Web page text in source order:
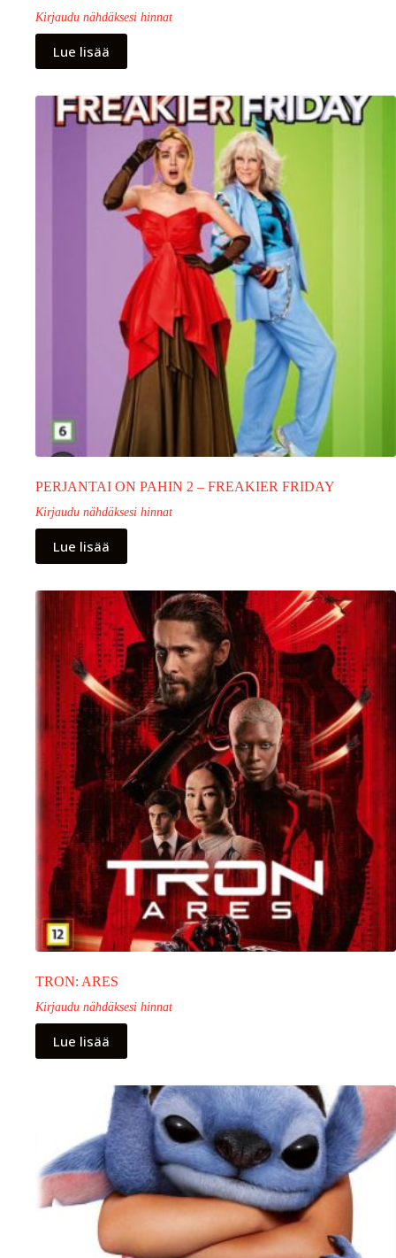
Kirjaudu nähdäksesi hinnat
Lue lisää
PERJANTAI ON PAHIN 2 – FREAKIER FRIDAY
Kirjaudu nähdäksesi hinnat
Lue lisää
TRON: ARES
Kirjaudu nähdäksesi hinnat
Lue lisää